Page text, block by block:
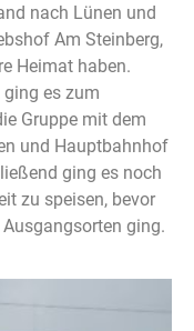
nach Lünen und
Am Steinberg,
Heimat haben.
es zum
Gruppe mit dem
und Hauptbahnhof
ging es noch
zu speisen, bevor
ging.